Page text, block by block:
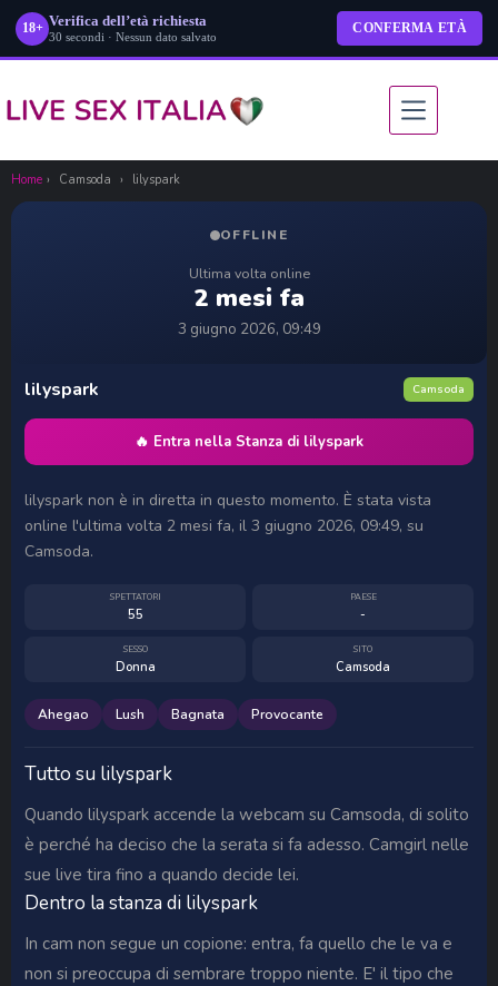
18+ Verifica dell’età richiesta
30 secondi · Nessun dato salvato
CONFERMA ETÀ
contenuto
Home › Camsoda › lilyspark
OFFLINE
Ultima volta online
2 mesi fa
3 giugno 2026, 09:49
lilyspark Camsoda
🔥 Entra nella Stanza di lilyspark
lilyspark non è in diretta in questo momento. È stata vista
online l'ultima volta 2 mesi fa, il 3 giugno 2026, 09:49, su
Camsoda.
SPETTATORI
55
PAESE
-
SESSO
Donna
SITO
Camsoda
Ahegao Lush Bagnata Provocante
Tutto su lilyspark
Quando lilyspark accende la webcam su Camsoda, di solito
è perché ha deciso che la serata si fa adesso. Camgirl nelle
sue live tira fino a quando decide lei.
Dentro la stanza di lilyspark
In cam non segue un copione: entra, fa quello che le va e
non si preoccupa di sembrare troppo niente. E' il tipo che